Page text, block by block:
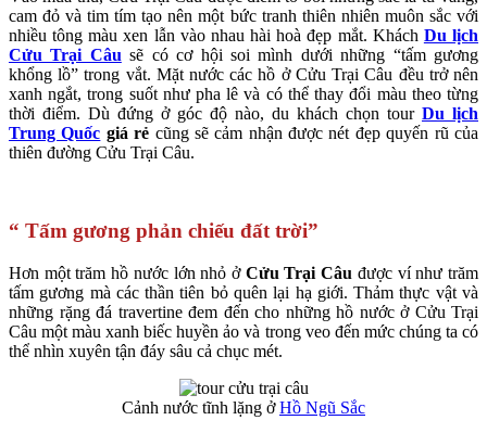
cam đỏ và tim tím tạo nên một bức tranh thiên nhiên muôn sắc với
nhiều tông màu xen lẫn vào nhau hài hoà đẹp mắt. Khách Du lịch
Cửu Trại Câu sẽ có cơ hội soi mình dưới những “tấm gương
khổng lồ” trong vắt. Mặt nước các hồ ở Cửu Trại Câu đều trở nên
xanh ngắt, trong suốt như pha lê và có thể thay đổi màu theo từng
thời điểm. Dù đứng ở góc độ nào, du khách chọn tour Du lịch
Trung Quốc giá rẻ cũng sẽ cảm nhận được nét đẹp quyến rũ của
thiên đường Cửu Trại Câu.
“ Tấm gương phản chiếu đất trời”
Hơn một trăm hồ nước lớn nhỏ ở Cửu Trại Câu được ví như trăm
tấm gương mà các thần tiên bỏ quên lại hạ giới. Thảm thực vật và
những rặng đá travertine đem đến cho những hồ nước ở Cửu Trại
Câu một màu xanh biếc huyền ảo và trong veo đến mức chúng ta có
thể nhìn xuyên tận đáy sâu cả chục mét.
Cảnh nước tĩnh lặng ởHồ Ngũ Sắc